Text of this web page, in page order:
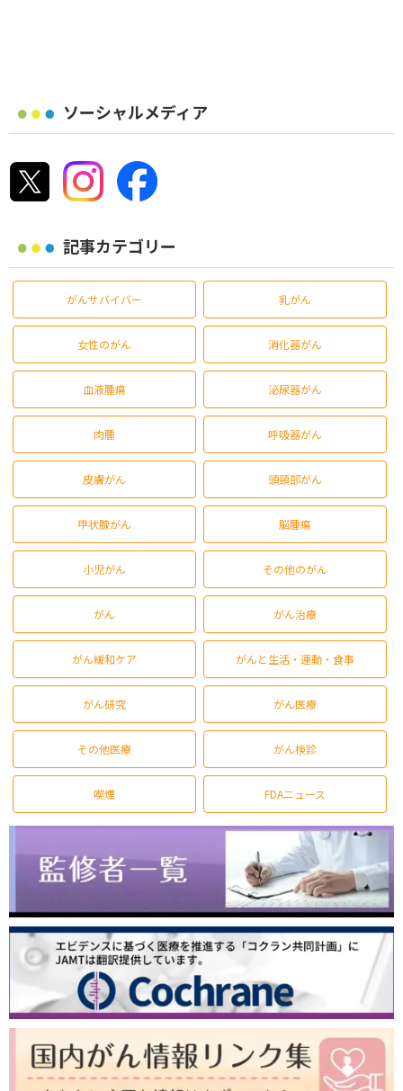
ソーシャルメディア
記事カテゴリー
がんサバイバー 乳がん
女性のがん 消化器がん
血液腫瘍 泌尿器がん
肉腫 呼吸器がん
皮膚がん 頭頸部がん
甲状腺がん 脳腫瘍
小児がん その他のがん
がん がん治療
がん緩和ケア がんと生活・運動・食事
がん研究 がん医療
その他医療 がん検診
喫煙 FDAニュース